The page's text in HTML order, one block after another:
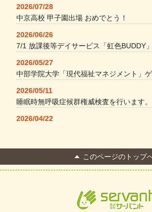
2026/07/28
中京高校 甲子園出場 おめでとう！
2026/06/26
7/1 放課後等デイサービス「虹色BUDDY
2026/05/27
中部学院大学「現代福祉マネジメント」
2026/05/11
睡眠時無呼吸症候群権威検査を行います。
2026/04/22
2026/04/13
FC Bombonera 岐阜県No.1このページのトップ